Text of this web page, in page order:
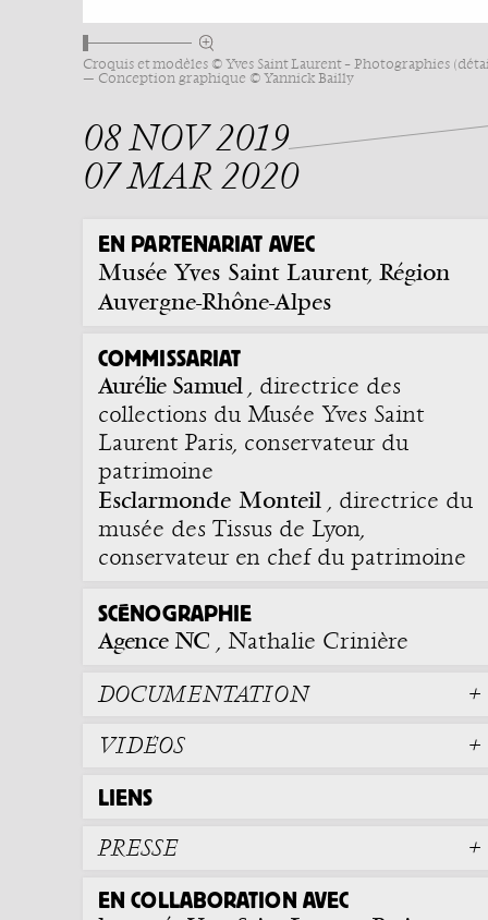
Croquis et modèles © Yves Saint Laurent – Photographies
— Conception graphique © Yannick Bailly
08 NOV 2019
07 MAR 2020
EN PARTENARIAT AVEC
Musée Yves Saint Laurent, Région
Auvergne-Rhône-Alpes
COMMISSARIAT
Aurélie Samuel , directrice des
collections du Musée Yves Saint
Laurent Paris, conservateur du
patrimoine
Esclarmonde Monteil , directrice du
musée des Tissus de Lyon,
conservateur en chef du patrimoine
SCÉNOGRAPHIE
Agence NC , Nathalie Crinière
DOCUMENTATION
VIDÉOS
LIENS
PRESSE
EN COLLABORATION AVEC